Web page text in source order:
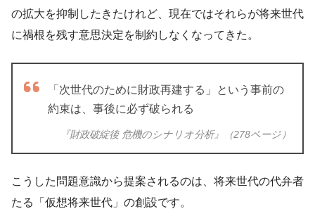
の拡大を抑制したきたけれど、現在ではそれらが将来世代
に禍根を残す意思決定を制約しなくなってきた。
「次世代のために財政再建する」という事前の
約束は、事後に必ず破られる
『財政破綻後 危機のシナリオ分析』（278ページ）
こうした問題意識から提案されるのは、将来世代の代弁者
たる「仮想将来世代」の創設です。